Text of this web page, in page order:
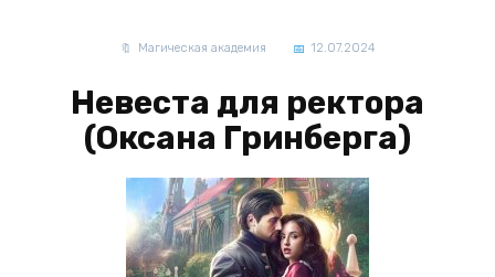
Магическая академия 12.07.2024
Невеста для ректора
(Оксана Гринберга)